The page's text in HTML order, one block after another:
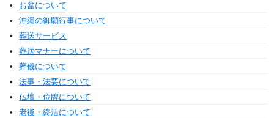
お盆について
沖縄の御願行事について
葬送サービス
葬送マナーについて
葬儀について
法事・法要について
仏壇・位牌について
老後・終活について